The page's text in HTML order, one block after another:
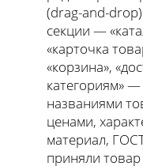
(drag-and-
секции —
«карточка
«корзина»,
категориям»
названиями
ценами,
материал,
приняли